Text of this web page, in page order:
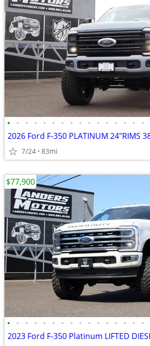
• • • • • • • • • • • • • • • •
7/24 83mi
• • • • • • • • • • • • • • • •
$77,900